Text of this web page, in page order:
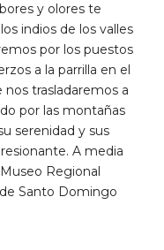
y olores te
indios de los valles
por los puestos
a la parrilla en el
trasladaremos a
por las montañas
serenidad y sus
A media
Regional
Santo Domingo